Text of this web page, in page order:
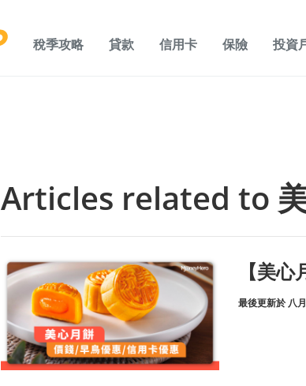
稅季攻略 貸款 信用卡 保險 投資
Articles related to
【美
最後更新於 八